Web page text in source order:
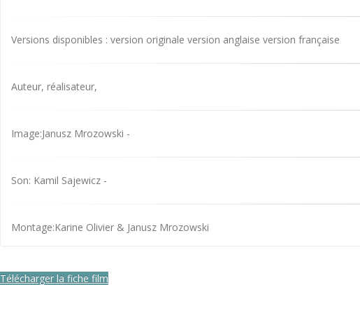
Versions disponibles : version originale version anglaise version française
Auteur, réalisateur,
Image:Janusz Mrozowski -
Son: Kamil Sajewicz -
Montage:Karine Olivier & Janusz Mrozowski
Télécharger la fiche film